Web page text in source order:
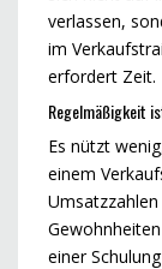
verlassen,
im
erfordert Zeit.
Regelmäßigkeit
Es nützt
einem
einer